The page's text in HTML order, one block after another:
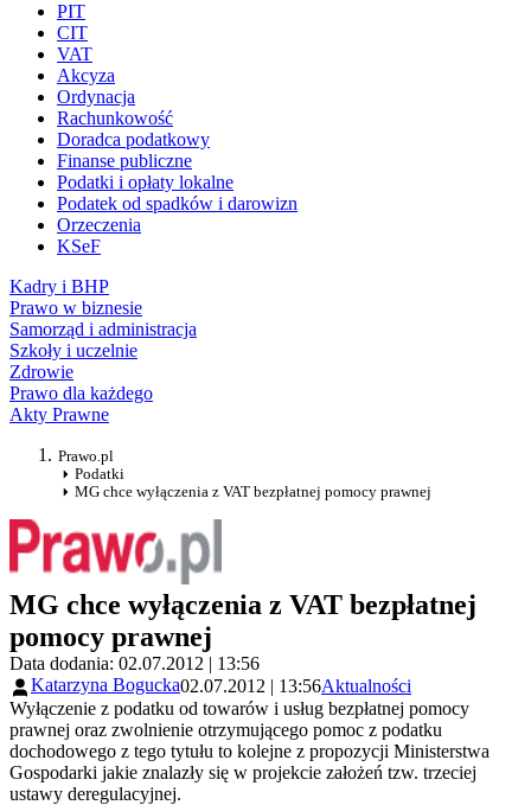
PIT
CIT
VAT
Akcyza
Ordynacja
Rachunkowość
Doradca podatkowy
Finanse publiczne
Podatki i opłaty lokalne
Podatek od spadków i darowizn
Orzeczenia
KSeF
Kadry i BHP
Prawo w biznesie
Samorząd i administracja
Szkoły i uczelnie
Zdrowie
Prawo dla każdego
Akty Prawne
Prawo.pl
Podatki
MG chce wyłączenia z VAT bezpłatnej pomocy prawnej
MG chce wyłączenia z VAT bezpłatnej
pomocy prawnej
Data dodania: 02.07.2012 | 13:56
Katarzyna Bogucka02.07.2012 | 13:56Aktualności
Wyłączenie z podatku od towarów i usług bezpłatnej pomocy
prawnej oraz zwolnienie otrzymującego pomoc z podatku
dochodowego z tego tytułu to kolejne z propozycji Ministerstwa
Gospodarki jakie znalazły się w projekcie założeń tzw. trzeciej
ustawy deregulacyjnej.